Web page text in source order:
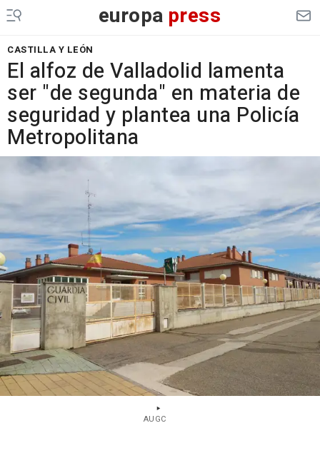
europa press
CASTILLA Y LEÓN
El alfoz de Valladolid lamenta
ser "de segunda" en materia de
seguridad y plantea una Policía
Metropolitana
AUGC